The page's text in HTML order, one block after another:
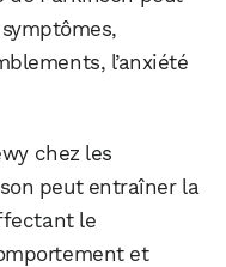
l’anxiété
chez les
peut entraîner la
le
et